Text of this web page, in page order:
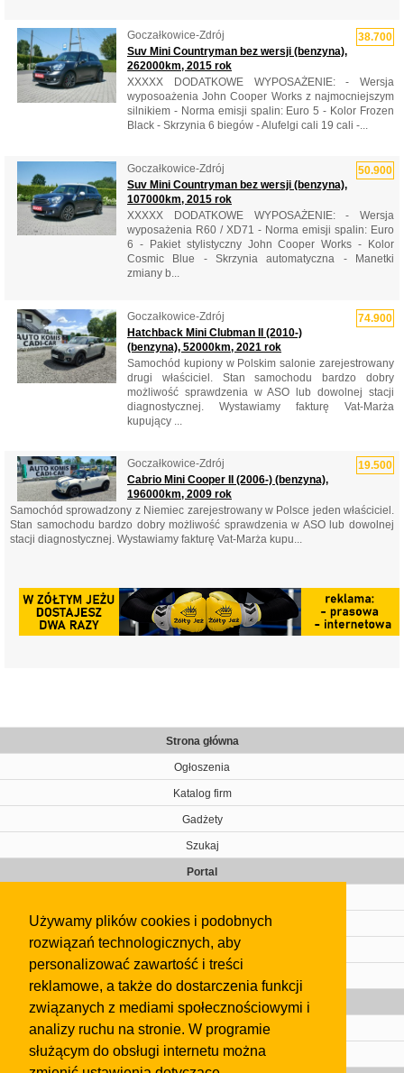
Używamy plików cookies i podobnych
rozwiązań technologicznych, aby
personalizować zawartość i treści
reklamowe, a także do dostarczenia funkcji
związanych z mediami społecznościowymi i
analizy ruchu na stronie. W programie
służącym do obsługi internetu można
38.700
Goczałkowice-Zdrój
Suv Mini Countryman bez wersji (benzyna),
262000km, 2015 rok
XXXXX DODATKOWE WYPOSAŻENIE: - Wersja
wyposoażenia John Cooper Works z najmocniejszym
silnikiem - Norma emisji spalin: Euro 5 - Kolor Frozen
Black - Skrzynia 6 biegów - Alufelgi cali 19 cali -...
50.900
Goczałkowice-Zdrój
Suv Mini Countryman bez wersji (benzyna),
107000km, 2015 rok
XXXXX DODATKOWE WYPOSAŻENIE: - Wersja
wyposażenia R60 / XD71 - Norma emisji spalin: Euro
6 - Pakiet stylistyczny John Cooper Works - Kolor
Cosmic Blue - Skrzynia automatyczna - Manetki
zmiany b...
74.900
Goczałkowice-Zdrój
Hatchback Mini Clubman II (2010-)
(benzyna), 52000km, 2021 rok
Samochód kupiony w Polskim salonie zarejestrowany
drugi właściciel. Stan samochodu bardzo dobry
możliwość sprawdzenia w ASO lub dowolnej stacji
diagnostycznej. Wystawiamy fakturę Vat-Marża
kupujący ...
19.500
Goczałkowice-Zdrój
Cabrio Mini Cooper II (2006-) (benzyna),
196000km, 2009 rok
Samochód sprowadzony z Niemiec zarejestrowany w Polsce jeden właściciel.
Stan samochodu bardzo dobry możliwość sprawdzenia w ASO lub dowolnej
stacji diagnostycznej. Wystawiamy fakturę Vat-Marża kupu...
Strona główna
Ogłoszenia
Katalog firm
Gadżety
Szukaj
Portal
Kontakt
Regulamin
Gazeta
Olkusz
Kontakt